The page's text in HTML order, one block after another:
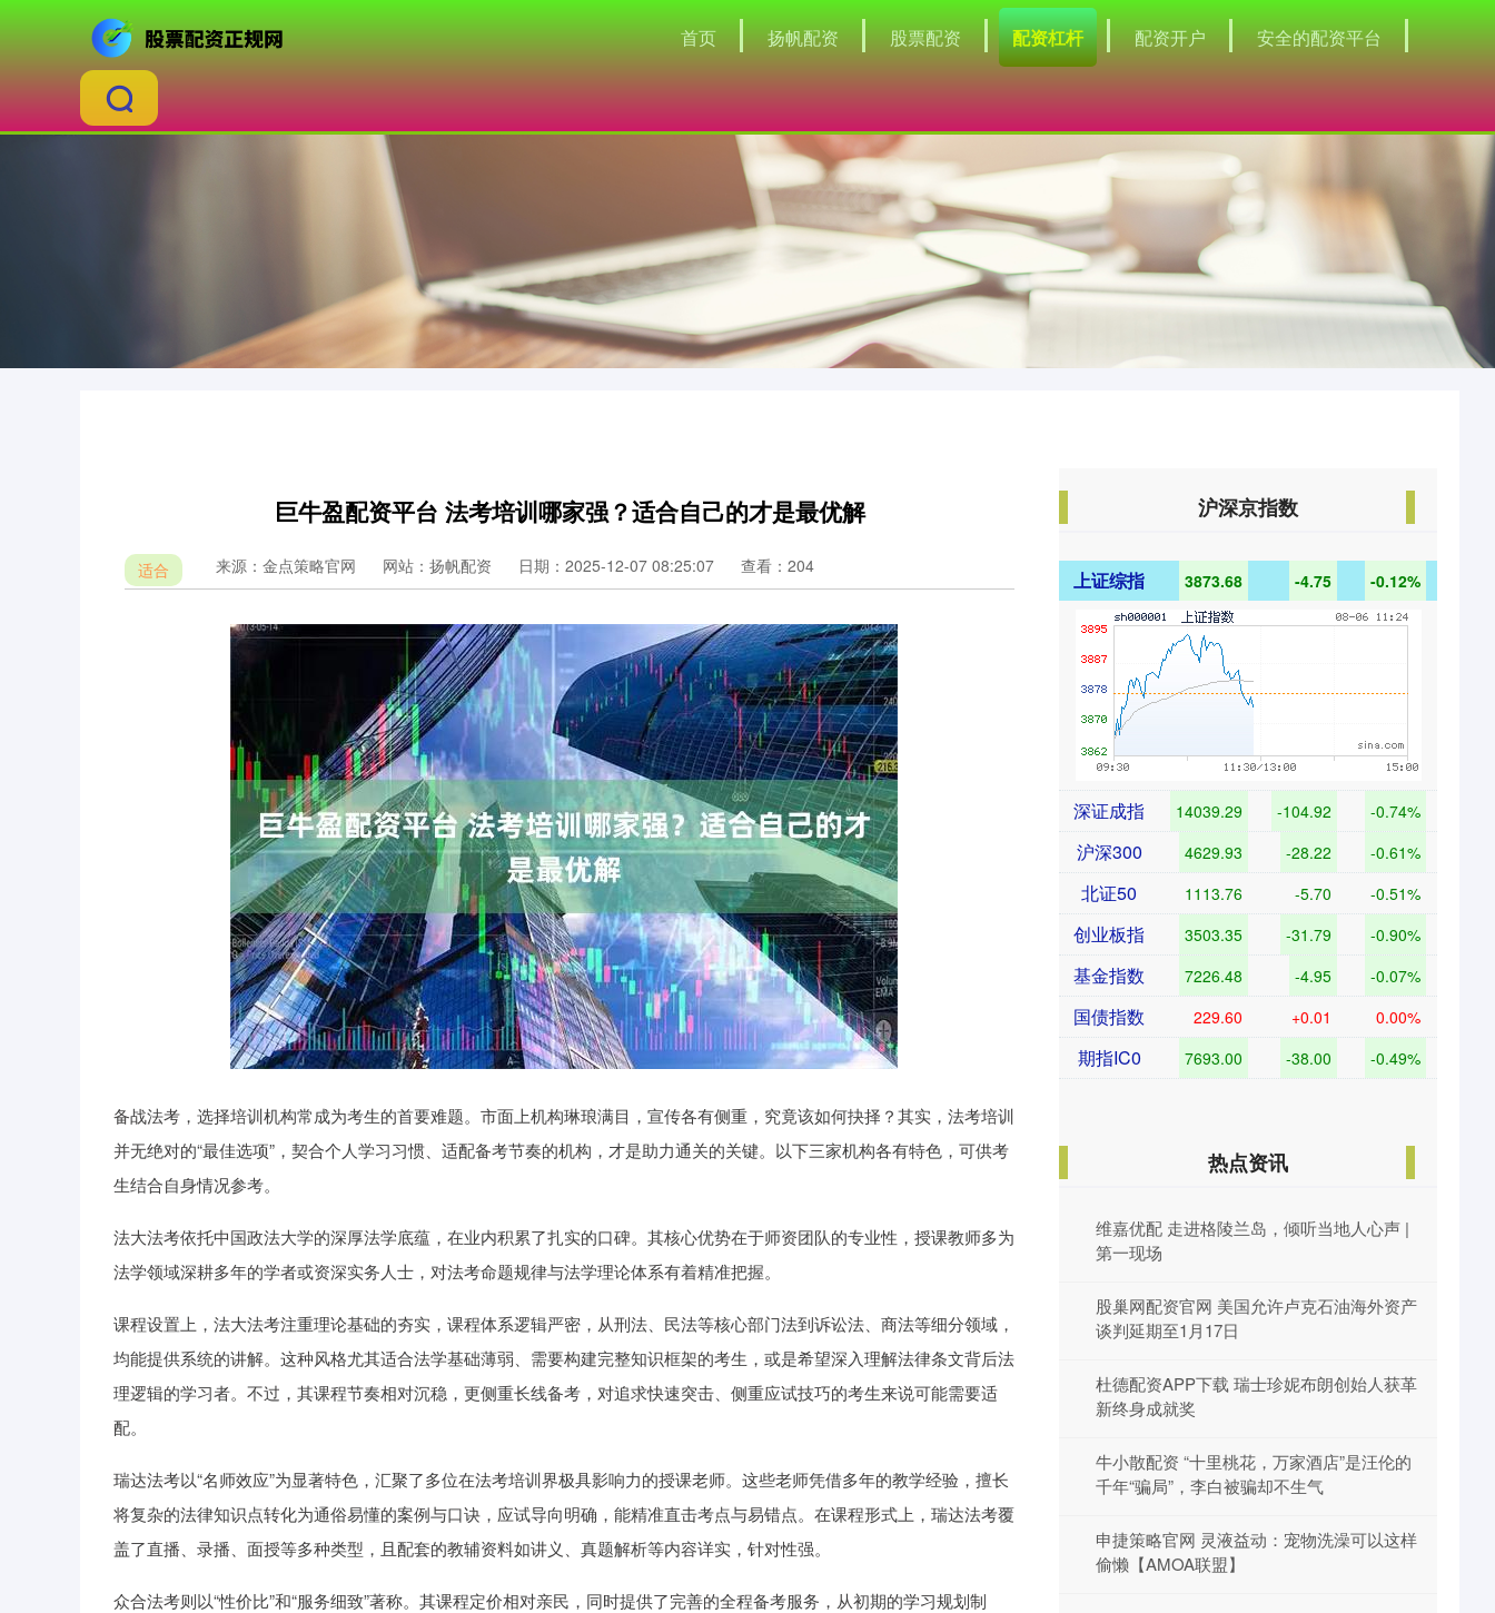
首页 扬帆配资 股票配资 配资杠杆 配资开户 安全的配资平台
巨牛盈配资平台 法考培训哪家强？适合自己的才是最优解
适合 来源：金点策略官网 网站：扬帆配资 日期：2025-12-07 08:25:07 查看：204
备战法考，选择培训机构常成为考生的首要难题。市面上机构琳琅满目，宣传各有侧重，究竟该如何抉择？其实，法考培训
并无绝对的“最佳选项”，契合个人学习习惯、适配备考节奏的机构，才是助力通关的关键。以下三家机构各有特色，可供考
生结合自身情况参考。
法大法考依托中国政法大学的深厚法学底蕴，在业内积累了扎实的口碑。其核心优势在于师资团队的专业性，授课教师多为
法学领域深耕多年的学者或资深实务人士，对法考命题规律与法学理论体系有着精准把握。
课程设置上，法大法考注重理论基础的夯实，课程体系逻辑严密，从刑法、民法等核心部门法到诉讼法、商法等细分领域，
均能提供系统的讲解。这种风格尤其适合法学基础薄弱、需要构建完整知识框架的考生，或是希望深入理解法律条文背后法
理逻辑的学习者。不过，其课程节奏相对沉稳，更侧重长线备考，对追求快速突击、侧重应试技巧的考生来说可能需要适
配。
瑞达法考以“名师效应”为显著特色，汇聚了多位在法考培训界极具影响力的授课老师。这些老师凭借多年的教学经验，擅长
将复杂的法律知识点转化为通俗易懂的案例与口诀，应试导向明确，能精准直击考点与易错点。在课程形式上，瑞达法考覆
盖了直播、录播、面授等多种类型，且配套的教辅资料如讲义、真题解析等内容详实，针对性强。
众合法考则以“性价比”和“服务细致”著称。其课程定价相对亲民，同时提供了完善的全程备考服务，从初期的学习规划制
沪深京指数
上证综指 3873.68 -4.75 -0.12%
深证成指 14039.29 -104.92 -0.74%
沪深300 4629.93 -28.22 -0.61%
北证50 1113.76 -5.70 -0.51%
创业板指 3503.35 -31.79 -0.90%
基金指数 7226.48 -4.95 -0.07%
国债指数 229.60 +0.01 0.00%
期指IC0 7693.00 -38.00 -0.49%
热点资讯
维嘉优配 走进格陵兰岛，倾听当地人心声 |
第一现场
股巢网配资官网 美国允许卢克石油海外资产
谈判延期至1月17日
杜德配资APP下载 瑞士珍妮布朗创始人获革
新终身成就奖
牛小散配资 “十里桃花，万家酒店”是汪伦的
千年“骗局”，李白被骗却不生气
申捷策略官网 灵液益动：宠物洗澡可以这样
偷懒【AMOA联盟】